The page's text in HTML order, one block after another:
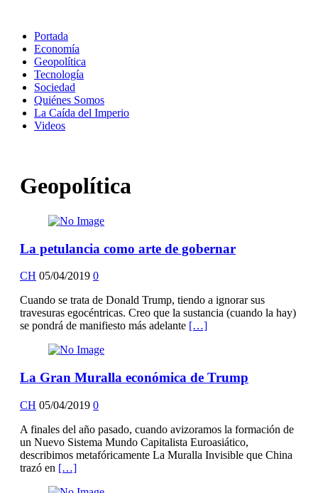
Portada
Economía
Geopolítica
Tecnología
Sociedad
Quiénes Somos
La Caída del Imperio
Videos
Geopolítica
La petulancia como arte de gobernar
CH 05/04/2019 0
Cuando se trata de Donald Trump, tiendo a ignorar sus
travesuras egocéntricas. Creo que la sustancia (cuando la hay)
se pondrá de manifiesto más adelante […]
La Gran Muralla económica de Trump
CH 05/04/2019 0
A finales del año pasado, cuando avizoramos la formación de
un Nuevo Sistema Mundo Capitalista Euroasiático,
describimos metafóricamente La Muralla Invisible que China
trazó en […]